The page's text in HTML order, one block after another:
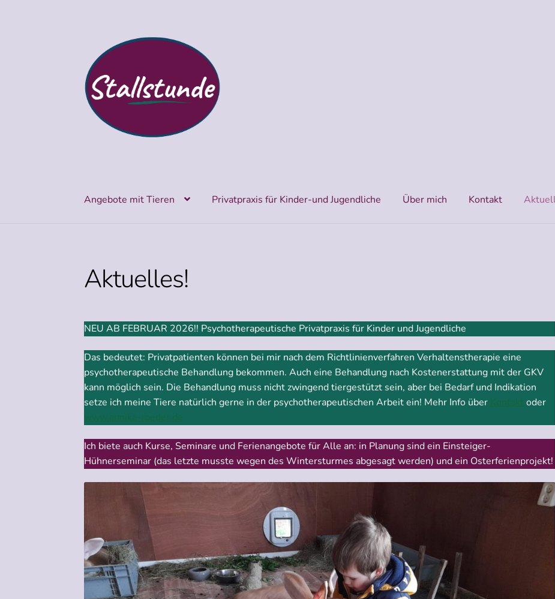
Navigation
springen
Inhalt
springen
Angebote mit Tieren Privatpraxis für Kinder-und Jugendliche Über mich Kontakt
Aktuelles!
NEU AB FEBRUAR 2026!! Psychotherapeutische Privatpraxis für Kinder und Jugendliche
Das bedeutet: Privatpatienten können bei mir nach dem Richtlinienverfahren Verhaltenstherapie eine
psychotherapeutische Behandlung bekommen. Auch eine Behandlung nach Kostenerstattung mit der GKV
kann möglich sein. Die Behandlung muss nicht zwingend tiergestützt sein, aber bei Bedarf und Indikation
setze ich meine Tiere natürlich gerne in der psychotherapeutischen Arbeit ein! Mehr Info über Kontakt oder
www.annika-roeder.de
Ich biete auch Kurse, Seminare und Ferienangebote für Alle an: in Planung sind ein Einsteiger-
Hühnerseminar (das letzte musste wegen des Wintersturmes abgesagt werden) und ein Osterferienprojekt!